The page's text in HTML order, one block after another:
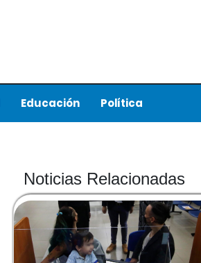
Educación Política
Noticias Relacionadas